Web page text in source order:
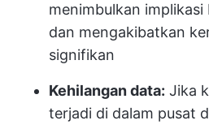
menimbulkan
dan mengakibatkan
signifikan
Kehilangan data: Jika
terjadi di dalam pusat